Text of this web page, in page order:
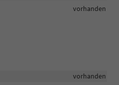
vorhanden
vorhanden